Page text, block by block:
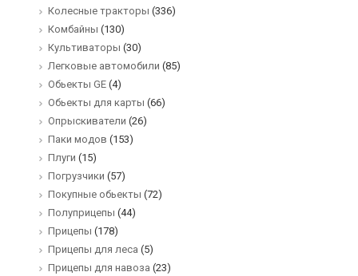
Колесные тракторы (336)
Комбайны (130)
Культиваторы (30)
Легковые автомобили (85)
Обьекты GE (4)
Обьекты для карты (66)
Опрыскиватели (26)
Паки модов (153)
Плуги (15)
Погрузчики (57)
Покупные обьекты (72)
Полуприцепы (44)
Прицепы (178)
Прицепы для леса (5)
Прицепы для навоза (23)